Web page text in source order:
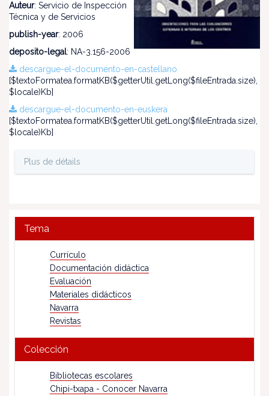
Auteur: Servicio de Inspección
Técnica y de Servicios
publish-year: 2006
deposito-legal: NA-3.156-2006
descargue-el-documento-en-castellano
[$textoFormatea.formatKB($getterUtil.getLong($fileEntrada.size),
$locale)Kb]
descargue-el-documento-en-euskera
[$textoFormatea.formatKB($getterUtil.getLong($fileEntrada.size),
$locale)Kb]
Plus de détails
Tema
Currículo
Documentación didáctica
Evaluación
Materiales didácticos
Navarra
Revistas
Colección
Bibliotecas escolares
Chipi-txapa - Conocer Navarra